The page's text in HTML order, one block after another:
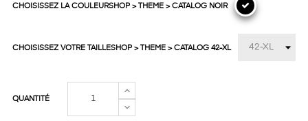
CHOISISSEZ LA COULEURSHOP > THEME > CATALOG NOIR
CHOISISSEZ VOTRE TAILLESHOP > THEME > CATALOG 42-XL
QUANTITÉ